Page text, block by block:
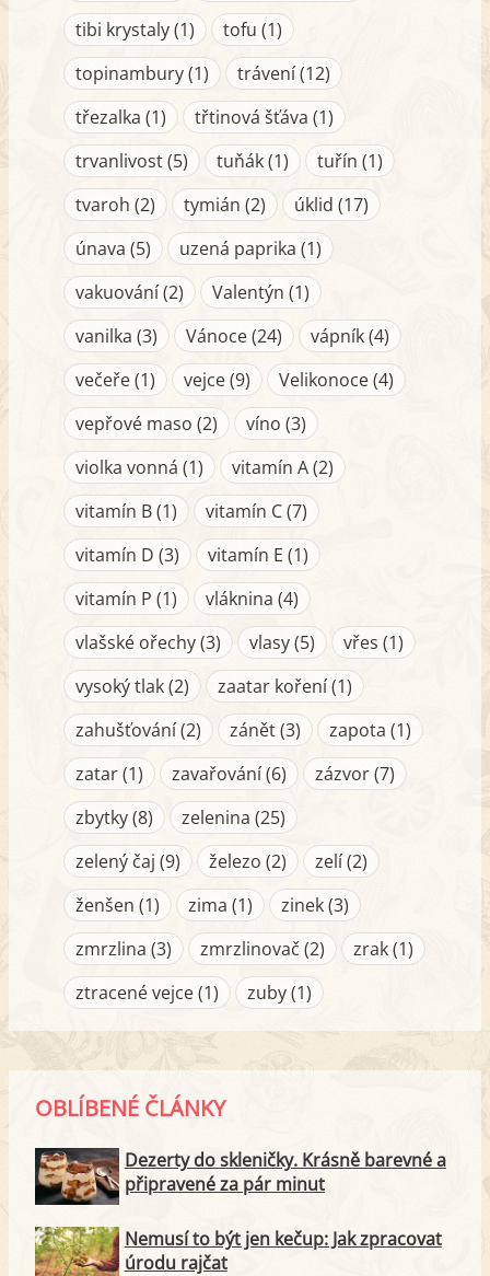
tibi krystaly (1)
tofu (1)
topinambury (1)
trávení (12)
třezalka (1)
třtinová šťáva (1)
trvanlivost (5)
tuňák (1)
tuřín (1)
tvaroh (2)
tymián (2)
úklid (17)
únava (5)
uzená paprika (1)
vakuování (2)
Valentýn (1)
vanilka (3)
Vánoce (24)
vápník (4)
večeře (1)
vejce (9)
Velikonoce (4)
vepřové maso (2)
víno (3)
violka vonná (1)
vitamín A (2)
vitamín B (1)
vitamín C (7)
vitamín D (3)
vitamín E (1)
vitamín P (1)
vláknina (4)
vlašské ořechy (3)
vlasy (5)
vřes (1)
vysoký tlak (2)
zaatar koření (1)
zahušťování (2)
zánět (3)
zapota (1)
zatar (1)
zavařování (6)
zázvor (7)
zbytky (8)
zelenina (25)
zelený čaj (9)
železo (2)
zelí (2)
ženšen (1)
zima (1)
zinek (3)
zmrzlina (3)
zmrzlinovač (2)
zrak (1)
ztracené vejce (1)
zuby (1)
OBLÍBENÉ ČLÁNKY
Dezerty do skleničky. Krásně barevné a
připravené za pár minut
Nemusí to být jen kečup: Jak zpracovat
úrodu rajčat